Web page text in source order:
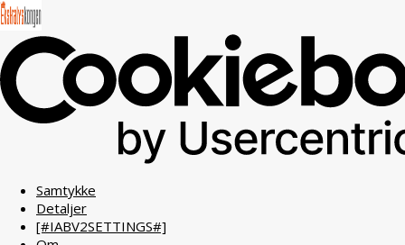
Samtykke
Detaljer
[#IABV2SETTINGS#]